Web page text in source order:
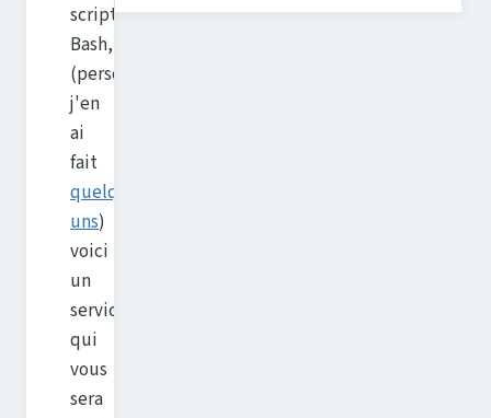
scripts
Bash,
(perso
j'en
ai
fait
quelques
uns)
voici
un
service
qui
vous
sera